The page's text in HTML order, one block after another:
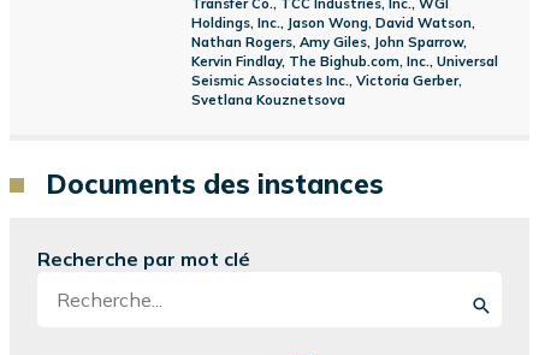
Transfer Co., TCC Industries, Inc., WGI
Holdings, Inc., Jason Wong, David Watson,
Nathan Rogers, Amy Giles, John Sparrow,
Kervin Findlay, The Bighub.com, Inc., Universal
Seismic Associates Inc., Victoria Gerber,
Svetlana Kouznetsova
Documents des instances
Recherche par mot clé